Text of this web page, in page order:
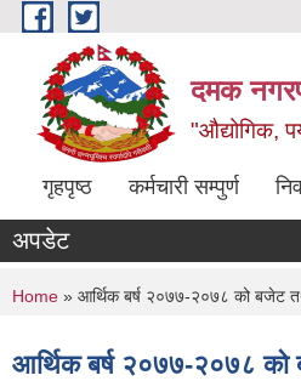
Skip to main content
दमक
"औद्योगिक,
गृहपृष्ठ कर्मचारी सम्पुर्ण
अपडेट
You are here
Home » आर्थिक बर्ष २०७७-२०७८ को बजेट
आर्थिक बर्ष २०७७-२०७८ को